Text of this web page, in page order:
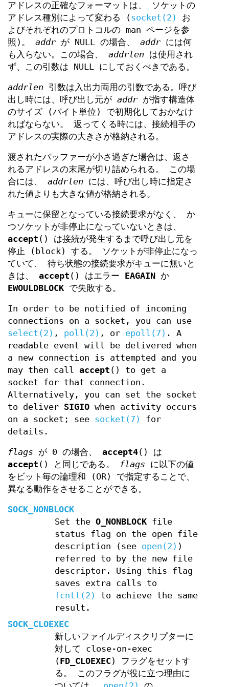
アドレスの正確なフォーマットは、 ソケットの
アドレス種別によって変わる (socket(2)
お
よびそれぞれのプロトコルの man ページを参
照)。 addr が NULL の場合、 addr には何
も入らない。この場合、 addrlen は使用され
ず、この引数は NULL にしておくべきである。
addrlen 引数は入出力両用の引数である。呼び
出し時には、呼び出し元が addr が指す構造体
のサイズ (バイト単位) で初期化しておかなけ
ればならない。 返ってくる時には、接続相手の
アドレスの実際の大きさが格納される。
渡されたバッファーが小さ過ぎた場合は、返さ
れるアドレスの末尾が切り詰められる。 この場
合には、 addrlen には、呼び出し時に指定さ
れた値よりも大きな値が格納される。
キューに保留となっている接続要求がなく、 か
つソケットが非停止になっていないときは、
accept () は接続が発生するまで呼び出し元を
停止 (block) する。 ソケットが非停止になっ
ていて、 待ち状態の接続要求がキューに無いと
きは、 accept () はエラー EAGAIN か
EWOULDBLOCK で失敗する。
In order to be notified of incoming
connections on a socket, you can use
select(2) , poll(2) , or epoll(7) . A
readable event will be delivered when
a new connection is attempted and you
may then call accept () to get a
socket for that connection.
Alternatively, you can set the socket
to deliver SIGIO when activity occurs
on a socket; see socket(7)
for
details.
flags が 0 の場合、 accept4() は
accept () と同じである。 flags に以下の値
をビット毎の論理和 (OR) で指定することで、
異なる動作をさせることができる。
SOCK_NONBLOCK
Set the O_NONBLOCKfile
status flag on the open file
description (see open(2) )
referred to by the new file
descriptor. Using this flag
saves extra calls to
fcntl(2)
to achieve the same
result.
SOCK_CLOEXEC
新しいファイルディスクリプターに
対して close-on-exec
(FD_CLOEXEC ) フラグをセットす
る。 このフラグが役に立つ理由に